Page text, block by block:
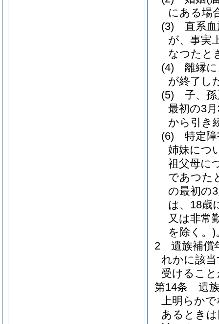
にある場
(3)
直系
が、事実
なつたと
(4)
離縁
が終了し
(5)
子、
最初の3
から引き
(6)
特定
姉妹につ
祖父母に
であつた
の最初の
は、18歳
又は非常
を除く。)
2
遺族補償
れかに該
受けるこ
第14条
遺
上明らか
あるとき